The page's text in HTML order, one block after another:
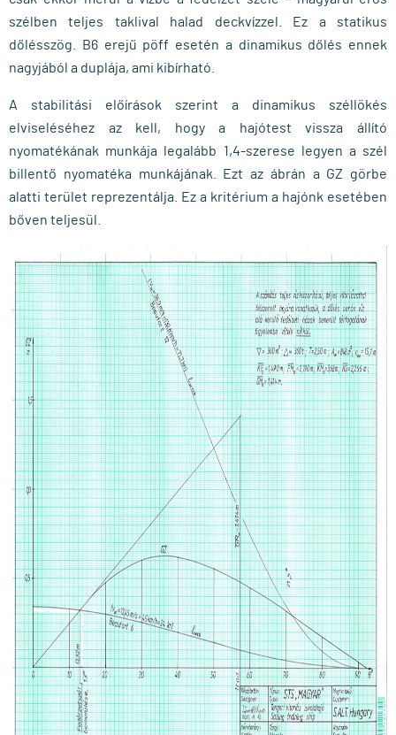
szélben teljes taklival halad deckvízzel. Ez a statikus
dőlésszög. B6 erejű pöff esetén a dinamikus dőlés ennek
nagyjából a duplája, ami kibí­rható.
A stabilitási előí­rások szerint a dinamikus széllökés
elviseléséhez az kell, hogy a hajótest vissza állí­tó
nyomatékának munkája legalább 1,4-szerese legyen a szél
billentő nyomatéka munkájának. Ezt az ábrán a GZ görbe
alatti terület reprezentálja. Ez a kritérium a hajónk esetében
bőven teljesül.